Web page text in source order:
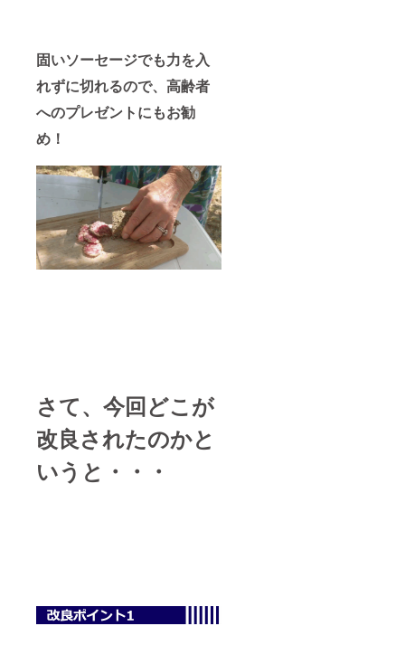
固いソーセージでも力を入
れずに切れるので、高齢者
へのプレゼントにもお勧
め！
さて、今回どこが
改良されたのかと
いうと・・・